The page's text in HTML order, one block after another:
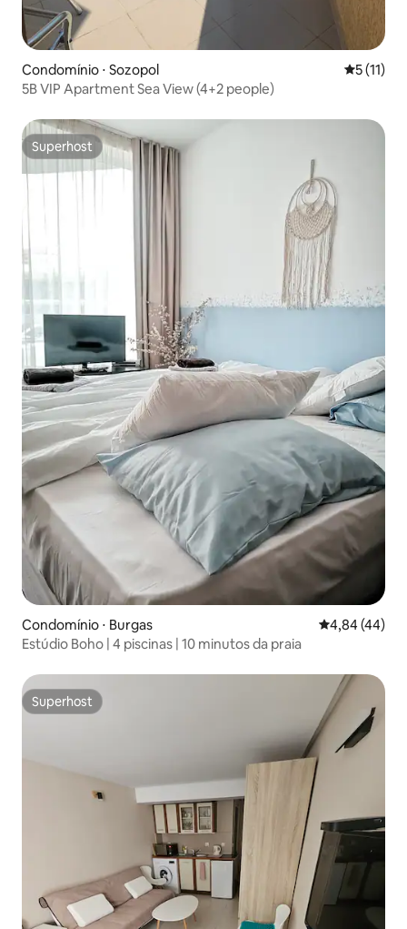
Condomínio ⋅ Sozopol 5 de uma
5 (11)
5B VIP Apartment Sea View (4+2 people)
Superhost
Superhost
Condomínio ⋅ Burgas 4,84 de uma
4,84 (44)
Estúdio Boho | 4 piscinas | 10 minutos da praia
Superhost
Superhost